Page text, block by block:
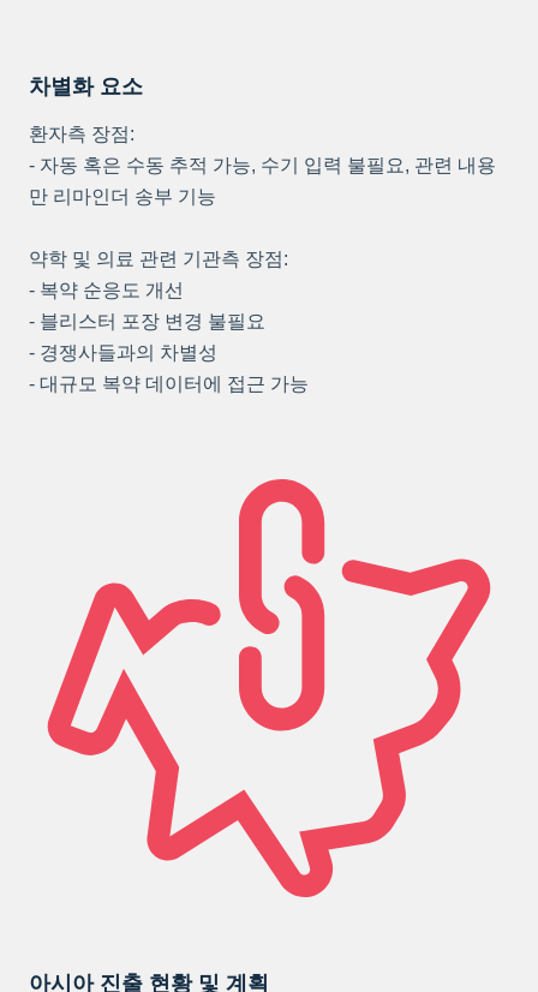
차별화 요소
환자측 장점:
- 자동 혹은 수동 추적 가능, 수기 입력 불필요, 관련 내용
만 리마인더 송부 기능
약학 및 의료 관련 기관측 장점:
- 복약 순응도 개선
- 블리스터 포장 변경 불필요
- 경쟁사들과의 차별성
- 대규모 복약 데이터에 접근 가능
아시아 진출 현황 및 계획